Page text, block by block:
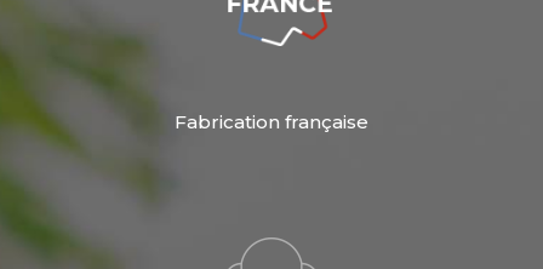
Fabrication française